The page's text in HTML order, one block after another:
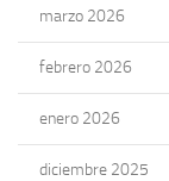
marzo 2026
febrero 2026
enero 2026
diciembre 2025